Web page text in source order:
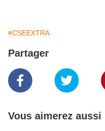
#CSEEXTRA
Partager
Vous aimerez aussi